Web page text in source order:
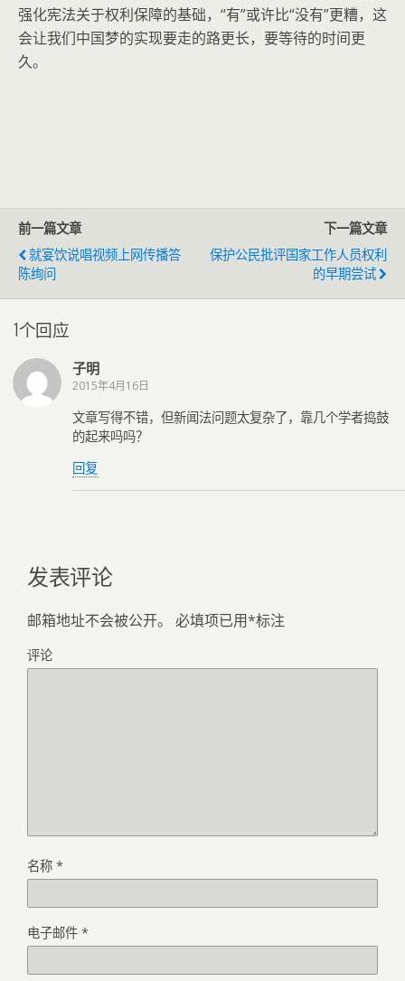
强化宪法关于权利保障的基础，“有”或许比“没有”更糟，这
会让我们中国梦的实现要走的路更长，要等待的时间更
久。
前一篇文章
就宴饮说唱视频上网传播答
陈绚问
下一篇文章
保护公民批评国家工作人员权利
的早期尝试
1个回应
子明
2015年4月16日
文章写得不错，但新闻法问题太复杂了，靠几个学者捣鼓
的起来吗吗？
回复
发表评论
邮箱地址不会被公开。 必填项已用*标注
评论
名称 *
电子邮件 *